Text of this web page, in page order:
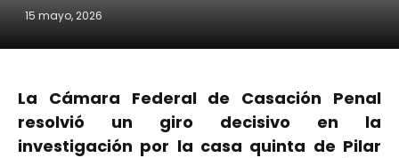
15 mayo, 2026
La Cámara Federal de Casación Penal
resolvió un giro decisivo en la
investigación por la casa quinta de Pilar